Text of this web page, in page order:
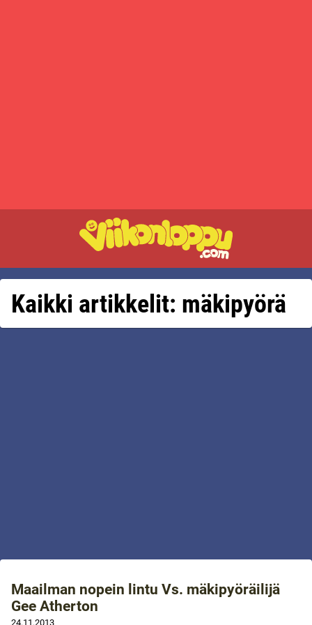
Kaikki artikkelit: mäkipyörä
Maailman nopein lintu Vs. mäkipyöräilijä
Gee Atherton
24.11.2013